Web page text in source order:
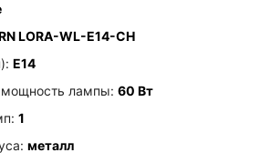
LORA-WL-E14-CH
E14
лампы: 60 Вт
1
металл